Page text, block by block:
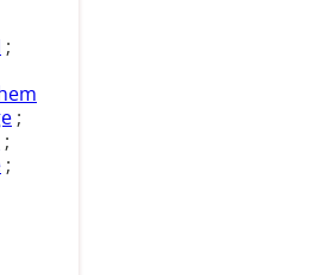
;
;
;
;